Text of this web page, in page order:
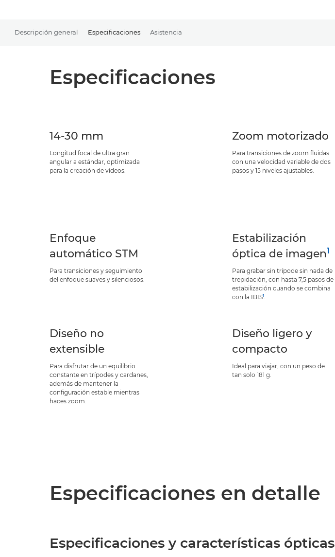
Descripción general Especificaciones Asistencia
Especificaciones
14-30 mm
Longitud focal de ultra gran
angular a estándar, optimizada
para la creación de vídeos.
Zoom motorizado
Para transiciones de zoom fluidas
con una velocidad variable de dos
pasos y 15 niveles ajustables.
Enfoque
automático STM
Para transiciones y seguimiento
del enfoque suaves y silenciosos.
Estabilización
óptica de imagen1
Para grabar sin trípode sin nada de
trepidación, con hasta 7,5 pasos de
estabilización cuando se combina
con la IBIS1.
Diseño no
extensible
Para disfrutar de un equilibrio
constante en trípodes y cardanes,
además de mantener la
configuración estable mientras
haces zoom.
Diseño ligero y
compacto
Ideal para viajar, con un peso de
tan solo 181 g.
Especificaciones en detalle
Especificaciones y características ópticas